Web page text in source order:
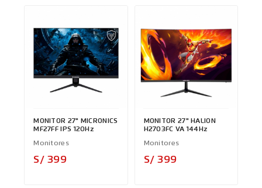
MONITOR 27" MICRONICS
MF27FF IPS 120Hz
Monitores
S/ 399
MONITOR 27" HALION
H2703FC VA 144Hz
Monitores
S/ 399